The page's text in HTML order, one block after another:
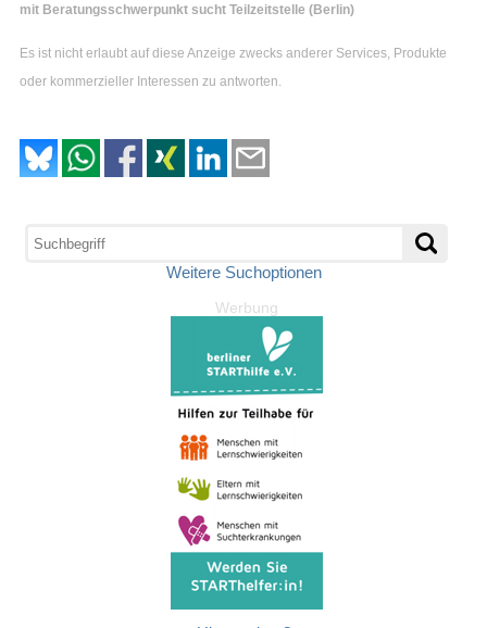
mit Beratungsschwerpunkt sucht Teilzeitstelle (Berlin)
Es ist nicht erlaubt auf diese Anzeige zwecks anderer Services, Produkte
oder kommerzieller Interessen zu antworten.
Weitere Suchoptionen
Werbung